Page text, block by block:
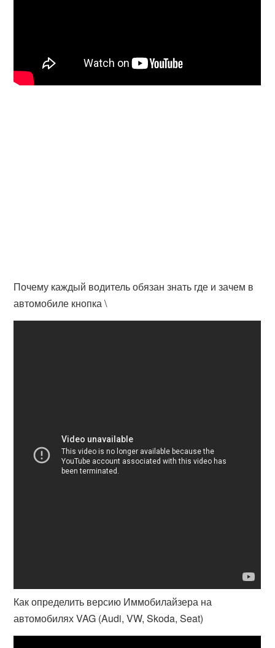
Почему каждый водитель обязан знать где и зачем в
автомобиле кнопка \
Как определить версию Иммобилайзера на
автомобилях VAG (Audi, VW, Skoda, Seat)